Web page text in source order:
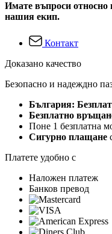
Имате въпроси относно
нашия екип.
Контакт
Доказано качество
Безопасно и надеждно
България:
Безплатно
Поне 1 безплатна
Сигурно плащане
Платете удобно с
Наложен платеж
Банков превод